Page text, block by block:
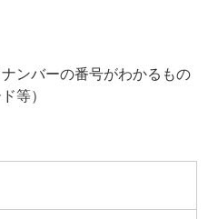
ンバーの番号がわかるもの
等）